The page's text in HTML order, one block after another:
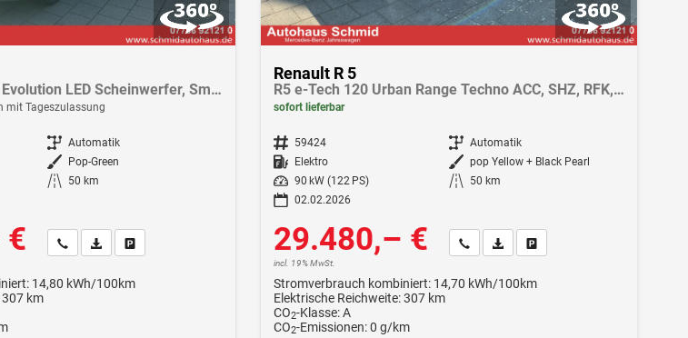
R5 120 Urban Rang Evolution LED Scheinwerfer, Smart Link, Allwetterreifen
mit Tageszulassung
Getriebe Automatik
Außenfarbe Pop-Green
Kilometerstand
50 km
€ Wir rufen Sie an
Fahrzeugexposé (PDF)
Fahrzeug parken
14,80 kWh/100km
307 km
Renault R 5
R5 e-Tech 120 Urban Range Techno ACC, SHZ, RFK, LED
sofort lieferbar
Fahrzeugnr. 59424 Getriebe Automatik
Kraftstoff Elektro Außenfarbe pop Yellow + Black Pearl
Leistung
90 kW (122 PS) Kilometerstand
50 km
02.02.2026
29.480,– €
incl. 19% MwSt.
Wir rufen Sie an
Fahrzeugexposé (PDF)
Fahrzeug parken
Stromverbrauch kombiniert: 14,70 kWh/100km
Elektrische Reichweite:307 km
CO2-Klasse:A
CO2-Emissionen:0 g/km